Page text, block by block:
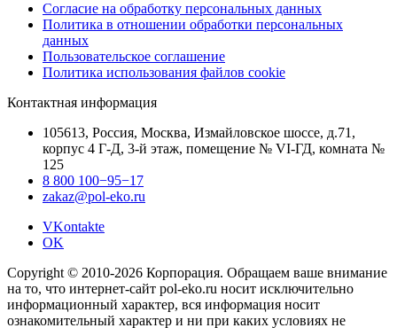
Согласие на обработку персональных данных
Политика в отношении обработки персональных
данных
Пользовательское соглашение
Политика использования файлов cookie
Контактная информация
105613, Россия, Москва, Измайловское шоссе, д.71,
корпус 4 Г-Д, 3-й этаж, помещение № VI-ГД, комната №
125
8 800 100−95−17
zakaz@pol-eko.ru
VKontakte
OK
Copyright © 2010-2026 Корпорация. Обращаем ваше внимание
на то, что интернет-сайт pol-eko.ru носит исключительно
информационный характер, вся информация носит
ознакомительный характер и ни при каких условиях не